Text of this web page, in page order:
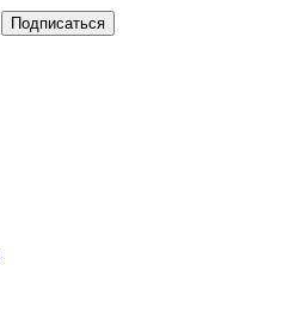
Подписаться